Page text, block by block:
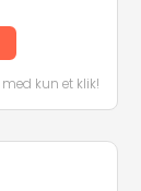
kun et klik!